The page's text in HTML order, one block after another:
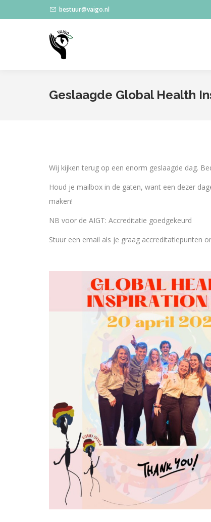
bestuur@vaigo.nl
Geslaagde Global Health
Wij kijken terug op een enorm geslaagde dag.
Houd je mailbox in de gaten, want een dezer
maken!
NB voor de AIGT: Accreditatie goedgekeurd
Stuur een email als je graag accreditatiepunten